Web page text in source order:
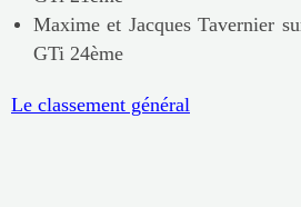
Maxime et Jacques Tavernier
GTi 24ème
Le classement général